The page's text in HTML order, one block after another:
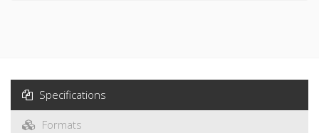
Specifications
Formats